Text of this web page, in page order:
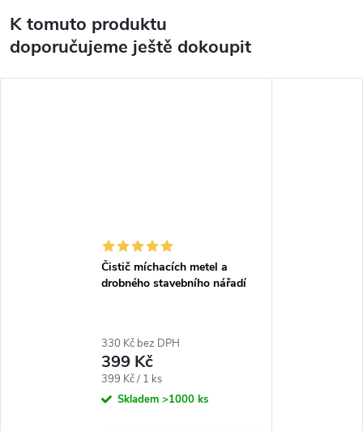
K tomuto produktu
doporučujeme ještě dokoupit
Čistič míchacích metel a
drobného stavebního nářadí
330 Kč bez DPH
399 Kč
Měrná
cena:
399 Kč / 1 ks
Skladem >1000 ks